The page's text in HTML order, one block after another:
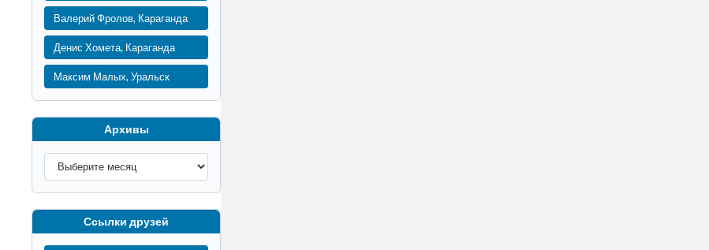
Валерий Фролов, Караганда
Денис Хомета, Караганда
Максим Малых, Уральск
Архивы
Ссылки друзей